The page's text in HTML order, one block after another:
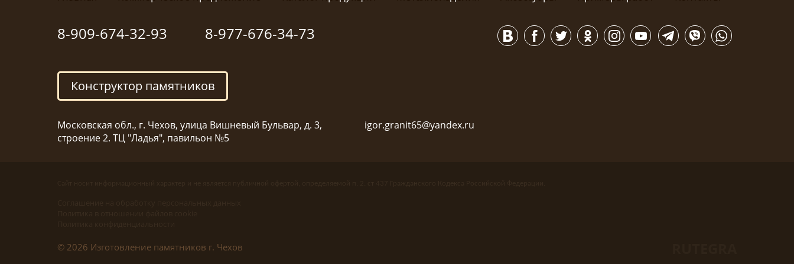
8-909-674-32-93 8-977-676-34-73
Конструктор памятников
Московская обл., г. Чехов, улица Вишневый Бульвар, д. 3,
строение 2. ТЦ "Ладья", павильон №5
igor.granit65@yandex.ru
© 2026 Изготовление памятников г. Чехов